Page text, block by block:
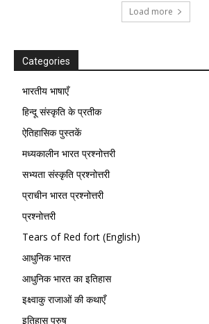
Load more
Categories
भारतीय भाषाएँ
हिन्दू संस्कृति के प्रतीक
ऐतिहासिक पुस्तकें
मध्यकालीन भारत प्रश्नोत्तरी
सभ्यता संस्कृति प्रश्नोत्तरी
प्राचीन भारत प्रश्नोत्तरी
प्रश्नोत्तरी
Tears of Red fort (English)
आधुनिक भारत
आधुनिक भारत का इतिहास
इक्ष्वाकु राजाओं की कथाएँ
इतिहास पुरुष